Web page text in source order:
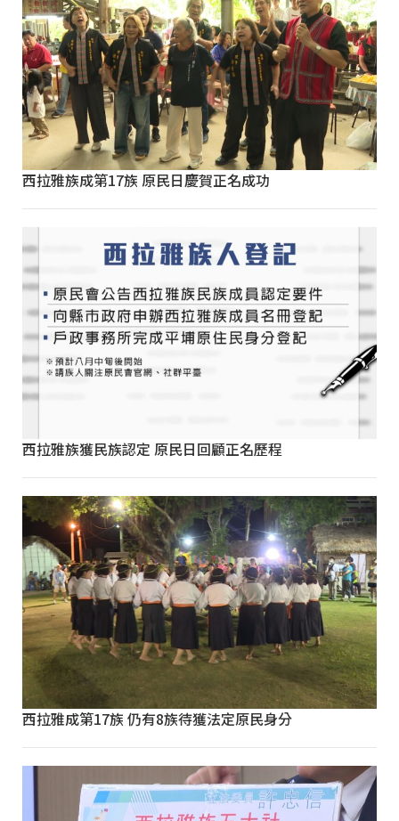
西拉雅族成第17族 原民日慶賀正名成功
西拉雅族獲民族認定 原民日回顧正名歷程
西拉雅成第17族 仍有8族待獲法定原民身分